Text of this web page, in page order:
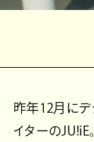
昨年12月にデ
イターの